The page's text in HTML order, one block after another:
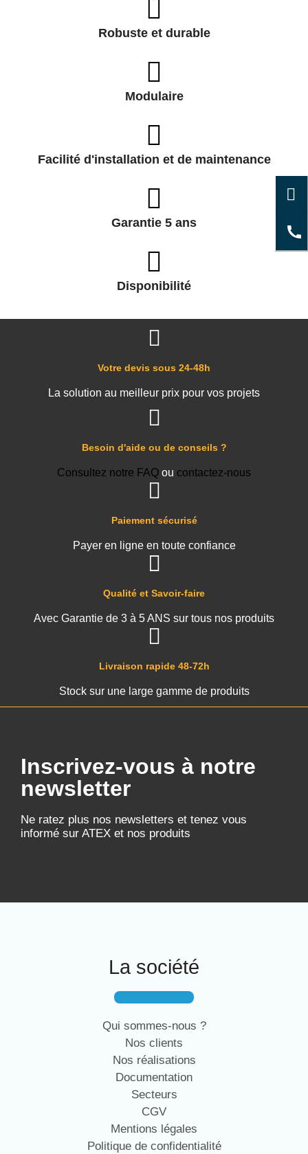
Robuste et durable
Modulaire
Facilité d'installation et de maintenance
Garantie 5 ans
Disponibilité
Livraison rapide 48-72h
Stock sur une large gamme de produits
Qualité et Savoir-faire
Avec Garantie de 3 à 5 ANS sur tous nos produits
Paiement sécurisé
Payer en ligne en toute confiance
Besoin d'aide ou de conseils ?
Consultez notre FAQ ou contactez-nous
Votre devis sous 24-48h
La solution au meilleur prix pour vos projets
Inscrivez-vous à notre
newsletter
Ne ratez plus nos newsletters et tenez vous
informé sur ATEX et nos produits
La société
Qui sommes-nous ?
Nos clients
Nos réalisations
Documentation
Secteurs
CGV
Mentions légales
Politique de confidentialité